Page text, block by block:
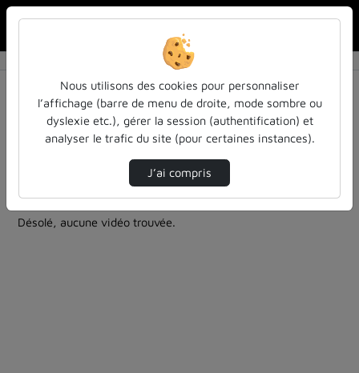
Résultats de la recherche
Filtres actifs (cliquer pour en retirer) :
colloques-et-conferences
informatique
numsante-lorraine-formation
donnees-numeriques
5 vidéos trouvées
Désolé, aucune vidéo trouvée.
Nous utilisons des cookies pour personnaliser
l’affichage (barre de menu de droite, mode sombre ou
dyslexie etc.), gérer la session (authentification) et
analyser le trafic du site (pour certaines instances).
J’ai compris